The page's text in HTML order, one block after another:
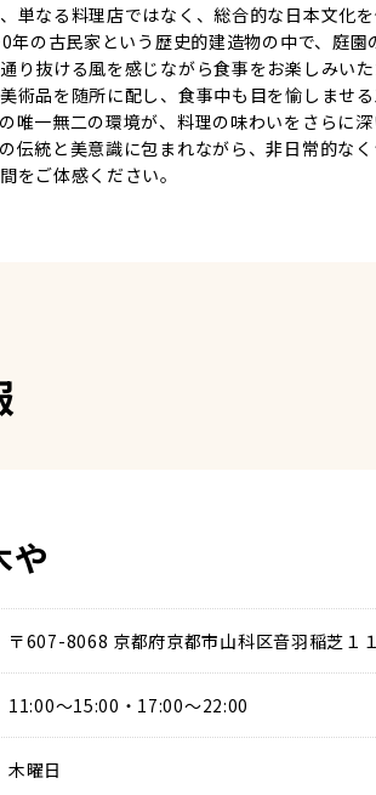
単なる料理店ではなく、総合的な日本文化
年の古民家という歴史的建造物の中で、庭園
り抜ける風を感じながら食事をお楽しみい
術品を随所に配し、食事中も目を愉しませ
唯一無二の環境が、料理の味わいをさらに
伝統と美意識に包まれながら、非日常的な
をご体感ください。
〒607-8068 京都府京都市山科区音羽稲芝１
11:00〜15:00・17:00〜22:00
木曜日